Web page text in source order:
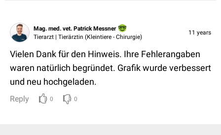
Mag. med. vet. Patrick Messner
Tierarzt | Tierärztin (Kleintiere - Chirurgie)
11 years
Vielen Dank für den Hinweis. Ihre Fehlerangaben
waren natürlich begründet. Grafik wurde verbessert
und neu hochgeladen.
Reply 0 0